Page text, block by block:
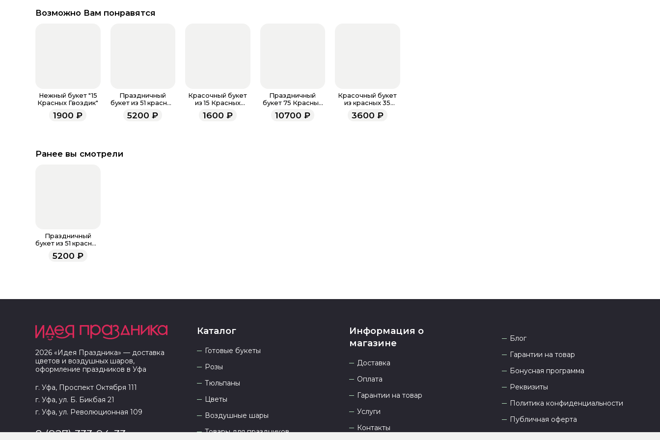
Перейдите в корзину, нажав на значок в верхнем правом углу.
Проверьте, все ли нужные вам букеты помещены в корзину,
Возможно Вам понравятся
Нежный букет "15
Красных Гвоздик"
1900 ₽
Праздничный
букет из 51 красной
5200 ₽
Красочный букет
из 15 Красных
1600 ₽
Праздничный
букет 75 Красных
10700 ₽
Красочный букет
из красных 35
3600 ₽
Ранее вы смотрели
Праздничный
букет из 51 красной
гвоздики
5200 ₽
2026 «Идея Праздника» — доставка
цветов и воздушных шаров,
оформление праздников в Уфа
г. Уфа, Проспект Октября 111
г. Уфа, ул. Б. Бикбая 21
г. Уфа, ул. Революционная 109
8 (927) 333-94-33
Каталог
Готовые букеты
Розы
Тюльпаны
Цветы
Воздушные шары
Товары для праздников
Информация о
магазине
Доставка
Оплата
Гарантии на товар
Услуги
Контакты
Блог
Гарантии на товар
Бонусная программа
Реквизиты
Политика конфиденциальности
Публичная оферта